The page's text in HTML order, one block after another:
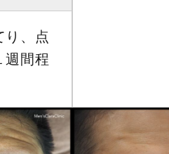
り、点
週間程